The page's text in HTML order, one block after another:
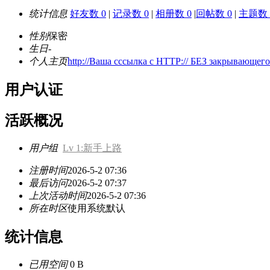
统计信息 好友数 0 | 记录数 0 | 相册数 0 |回帖数 0 | 主题数
性别保密
生日-
个人主页http://Ваша сссылка с HTTP:// БЕЗ
用户认证
活跃概况
用户组 Lv 1:新手上路
注册时间2026-5-2 07:36
最后访问2026-5-2 07:37
上次活动时间2026-5-2 07:36
所在时区使用系统默认
统计信息
已用空间0 B